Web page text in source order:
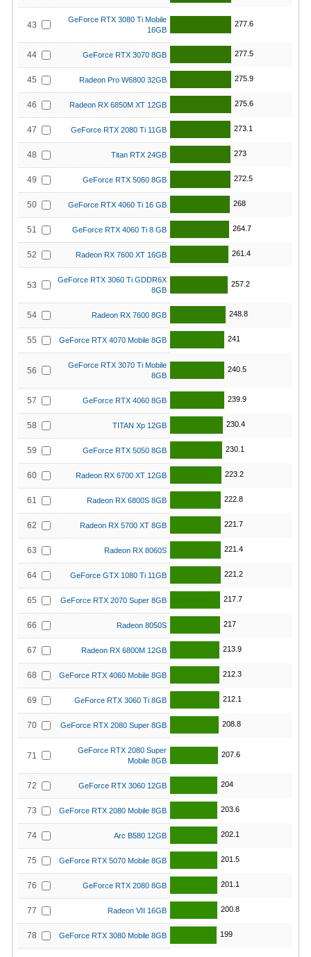
43
GeForce RTX 3080 Ti Mobile
16GB
277.6
44 GeForce RTX 3070 8GB 277.5
45 Radeon Pro W6800 32GB 275.9
46 Radeon RX 6850M XT 12GB 275.6
47 GeForce RTX 2080 Ti 11GB 273.1
48 Titan RTX 24GB 273
49 GeForce RTX 5060 8GB 272.5
50 GeForce RTX 4060 Ti 16 GB 268
51 GeForce RTX 4060 Ti 8 GB 264.7
52 Radeon RX 7600 XT 16GB 261.4
53
GeForce RTX 3060 Ti GDDR6X
8GB
257.2
54 Radeon RX 7600 8GB 248.8
55 GeForce RTX 4070 Mobile 8GB 241
56
GeForce RTX 3070 Ti Mobile
8GB
240.5
57 GeForce RTX 4060 8GB 239.9
58 TITAN Xp 12GB 230.4
59 GeForce RTX 5050 8GB 230.1
60 Radeon RX 6700 XT 12GB 223.2
61 Radeon RX 6800S 8GB 222.8
62 Radeon RX 5700 XT 8GB 221.7
63 Radeon RX 8060S 221.4
64 GeForce GTX 1080 Ti 11GB 221.2
65 GeForce RTX 2070 Super 8GB 217.7
66 Radeon 8050S 217
67 Radeon RX 6800M 12GB 213.9
68 GeForce RTX 4060 Mobile 8GB 212.3
69 GeForce RTX 3060 Ti 8GB 212.1
70 GeForce RTX 2080 Super 8GB 208.8
71
GeForce RTX 2080 Super
Mobile 8GB
207.6
72 GeForce RTX 3060 12GB 204
73 GeForce RTX 2080 Mobile 8GB 203.6
74 Arc B580 12GB 202.1
75 GeForce RTX 5070 Mobile 8GB 201.5
76 GeForce RTX 2080 8GB 201.1
77 Radeon VII 16GB 200.8
78 GeForce RTX 3080 Mobile 8GB 199